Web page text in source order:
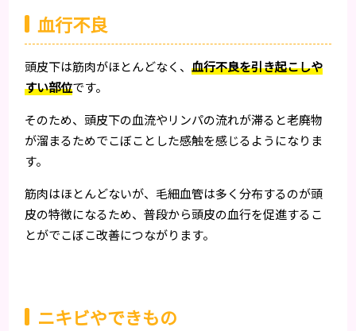
血行不良
頭皮下は筋肉がほとんどなく、血行不良を引き起こしや
すい部位です。
そのため、頭皮下の血流やリンパの流れが滞ると老廃物
が溜まるためでこぼことした感触を感じるようになりま
す。
筋肉はほとんどないが、毛細血管は多く分布するのが頭
皮の特徴になるため、普段から頭皮の血行を促進するこ
とがでこぼこ改善につながります。
ニキビやできもの